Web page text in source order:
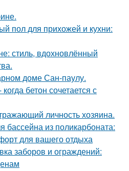
пол для прихожей и кухни:
стиль, вдохновлённый
доме Сан-паулу.
бетон сочетается с
личность хозяина.
бассейна из поликарбоната:
для вашего отдыха
заборов и ограждений: